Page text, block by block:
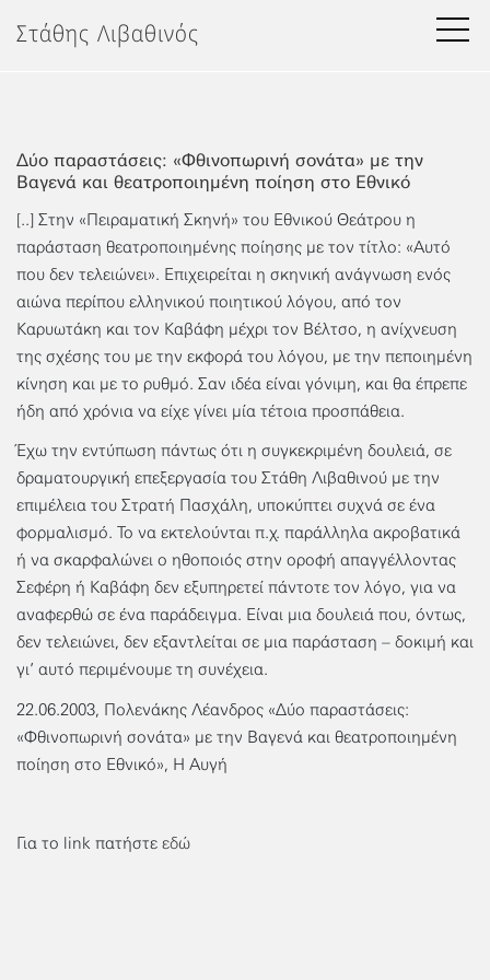
στοΣτάθης Λιβαθινός
Δύο παραστάσεις: «Φθινοπωρινή σονάτα» με την
Βαγενά και θεατροποιημένη ποίηση στο Εθνικό
[..] Στην «Πειραματική Σκηνή» του Εθνικού Θεάτρου η
παράσταση θεατροποιημένης ποίησης με τον τίτλο: «Αυτό
που δεν τελειώνει». Επιχειρείται η σκηνική ανάγνωση ενός
αιώνα περίπου ελληνικού ποιητικού λόγου, από τον
Καρυωτάκη και τον Καβάφη μέχρι τον Βέλτσο, η ανίχνευση
της σχέσης του με την εκφορά του λόγου, με την πεποιημένη
κίνηση και με το ρυθμό. Σαν ιδέα είναι γόνιμη, και θα έπρεπε
ήδη από χρόνια να είχε γίνει μία τέτοια προσπάθεια.
Έχω την εντύπωση πάντως ότι η συγκεκριμένη δουλειά, σε
δραματουργική επεξεργασία του Στάθη Λιβαθινού με την
επιμέλεια του Στρατή Πασχάλη, υποκύπτει συχνά σε ένα
φορμαλισμό. Το να εκτελούνται π.χ. παράλληλα ακροβατικά
ή να σκαρφαλώνει ο ηθοποιός στην οροφή απαγγέλλοντας
Σεφέρη ή Καβάφη δεν εξυπηρετεί πάντοτε τον λόγο, για να
αναφερθώ σε ένα παράδειγμα. Είναι μια δουλειά που, όντως,
δεν τελειώνει, δεν εξαντλείται σε μια παράσταση – δοκιμή και
γι’ αυτό περιμένουμε τη συνέχεια.
22.06.2003, Πολενάκης Λέανδρος «Δύο παραστάσεις:
«Φθινοπωρινή σονάτα» με την Βαγενά και θεατροποιημένη
ποίηση στο Εθνικό», Η Αυγή
Για το link πατήστε εδώ